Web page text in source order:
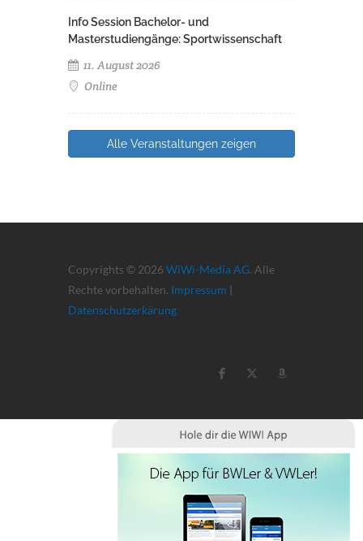
Info Session Bachelor- und
Masterstudiengänge: Sportwissenschaft
11. August 2026
Online
Alle Veranstaltungen zeigen
Copyrights © 2026 WiWi-Media AG. Alle
Rechte vorbehalten. Impressum |
Datenschutzerkärung